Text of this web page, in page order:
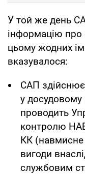
У той же день
інформацію
цьому жодних
вказувалося:
САП
у досудовому
проводить
контролю
КК (навмисне
вигоди
службовим